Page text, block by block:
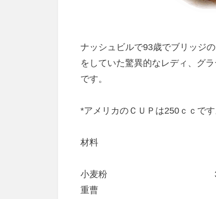
ナッシュビルで93歳でブリッジ
をしていた驚異的なレディ、グ
です。
*アメリカのＣＵＰは250ｃｃです
材料
小麦粉 3Ｃ
重曹